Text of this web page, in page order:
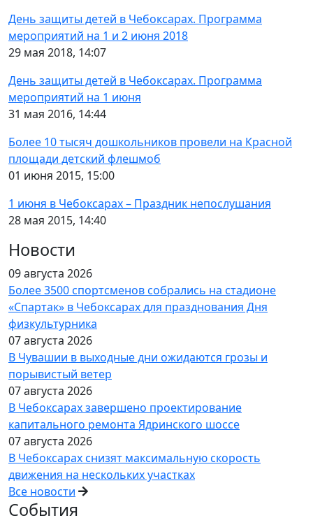
День защиты детей в Чебоксарах. Программа
мероприятий на 1 и 2 июня 2018
29 мая 2018, 14:07
День защиты детей в Чебоксарах. Программа
мероприятий на 1 июня
31 мая 2016, 14:44
Более 10 тысяч дошкольников провели на Красной
площади детский флешмоб
01 июня 2015, 15:00
1 июня в Чебоксарах – Праздник непослушания
28 мая 2015, 14:40
Новости
09 августа 2026
Более 3500 спортсменов собрались на стадионе
«Спартак» в Чебоксарах для празднования Дня
физкультурника
07 августа 2026
В Чувашии в выходные дни ожидаются грозы и
порывистый ветер
07 августа 2026
В Чебоксарах завершено проектирование
капитального ремонта Ядринского шоссе
07 августа 2026
В Чебоксарах снизят максимальную скорость
движения на нескольких участках
Все новости
События